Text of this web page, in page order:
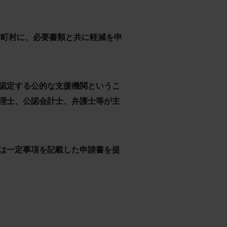
村に、必要書類と共に軽減を申
定する公的な支援機関というこ
士、公認会計士、弁護士等が主
一定事項を記載した申請書を提